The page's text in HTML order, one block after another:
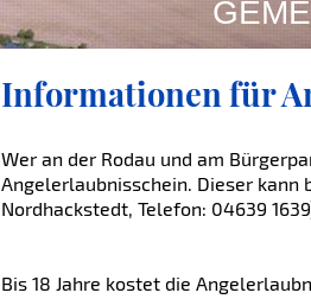
Informationen für
Wer an der Rodau und am
Angelerlaubnisschein. Dieser kann
Nordhackstedt, Telefon: 04639
Bis 18 Jahre kostet die